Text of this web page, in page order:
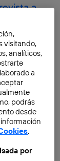
a
habéis
el
CuaQea,
visitando,
analíticos,
a
podrás
desde
.
por